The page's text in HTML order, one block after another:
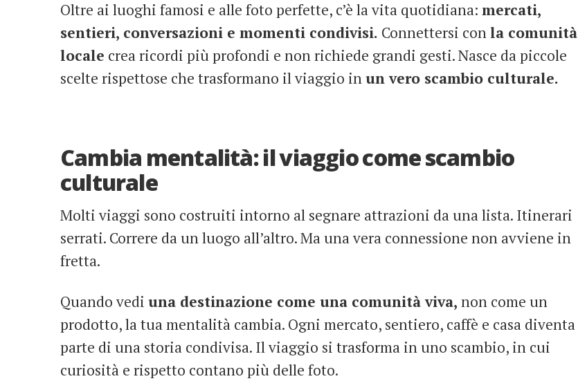
Oltre ai luoghi famosi e alle foto perfette, c’è la vita quotidiana: mercati,
sentieri, conversazioni e momenti condivisi. Connettersi conla comunità
locale crea ricordi più profondi e non richiede grandi gesti. Nasce da piccole
scelte rispettose che trasformano il viaggio inun vero scambio culturale.
Cambia mentalità: il viaggio come scambio
culturale
Molti viaggi sono costruiti intorno al segnare attrazioni da una lista. Itinerari
serrati. Correre da un luogo all’altro. Ma una vera connessione non avviene in
fretta.
Quando vedi una destinazione come una comunità viva, non come un
prodotto, la tua mentalità cambia. Ogni mercato, sentiero, caffè e casa diventa
parte di una storia condivisa. Il viaggio si trasforma in uno scambio, in cui
curiosità e rispetto contano più delle foto.